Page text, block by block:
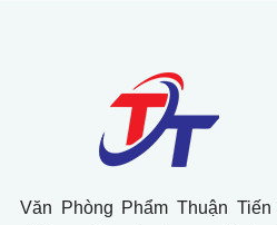
Văn Phòng Phẩm Thuận